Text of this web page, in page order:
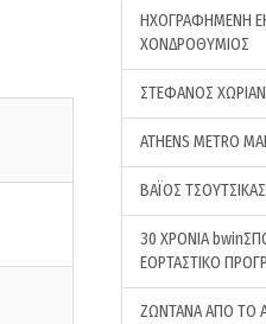
ΗΧΟΓΡΑΦΗΜΕΝΗ
ΧΟΝΔΡΟΘΥΜΙΟΣ
ΣΤΕΦΑΝΟΣ
ATHENS METRO
ΒΑΪΟΣ
30 ΧΡΟΝΙΑ
ΕΟΡΤΑΣΤΙΚΟ
ΖΩΝΤΑΝΑ ΑΠΟ ΤΟ